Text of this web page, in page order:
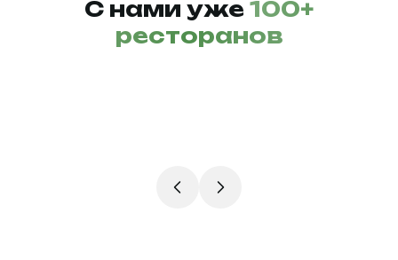
С нами уже 100+
ресторанов